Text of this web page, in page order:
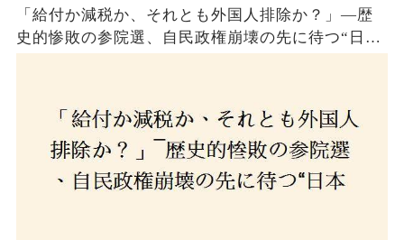
「給付か減税か、それとも外国人排除か？」―歴
史的惨敗の参院選、自民政権崩壊の先に待つ“日本